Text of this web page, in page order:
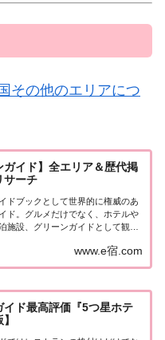
その他のエリアにつ
ガイド】全エリア＆歴代掲
サーチ
ドブックとして世界的に権威のあ
ド。グルメだけでなく、ホテルや
施設、グリーンガイドとして観光
年11月20日に「ミシュランガイ
発売されてからエリアを...
www.e宿.com
イド最高評価『5つ星ホテ